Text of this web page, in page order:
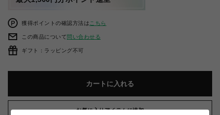
獲得ポイントの確認方法は こちら
この商品について問い合わせる
ギフト：ラッピング不可
カートに入れる
お気に入りアイテムに追加